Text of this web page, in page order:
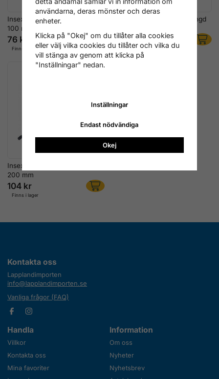
Insexmejsel 4 mm, klinglängd
100 mm
76 kr
Finns i lager
Insexmejsel 6 mm, klinglängd
100 kr
Finns i lager
Insexmejsel 8 mm, klinglängd
200 mm
104 kr
Finns i lager
Kontakta oss
Lapplandimporten
info@lapplandimporten.se
Vanliga frågor (FAQ)
Handla
Villkor
Kontakta oss
Mina favoriter
Information
Om oss
Nyheter
Nyhetsbrev
användarna, deras mönster och deras
enheter.
Klicka på "Okej" om du tillåter alla cookies
eller välj vilka cookies du tillåter och vilka du
vill stänga av genom att klicka på
"Inställningar" nedan.
Inställningar
Endast nödvändiga
Okej